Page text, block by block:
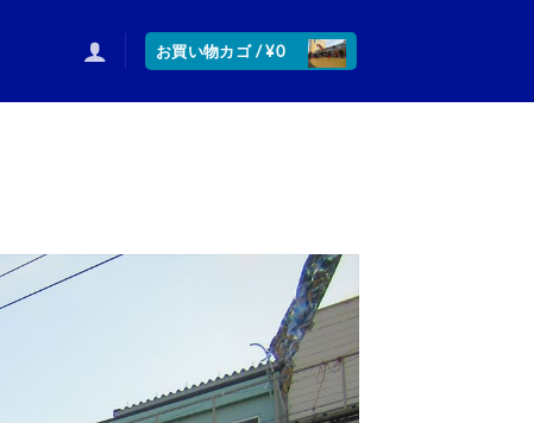
お買い物カゴ /¥0